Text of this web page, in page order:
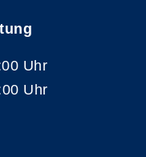
Uhr
Uhr